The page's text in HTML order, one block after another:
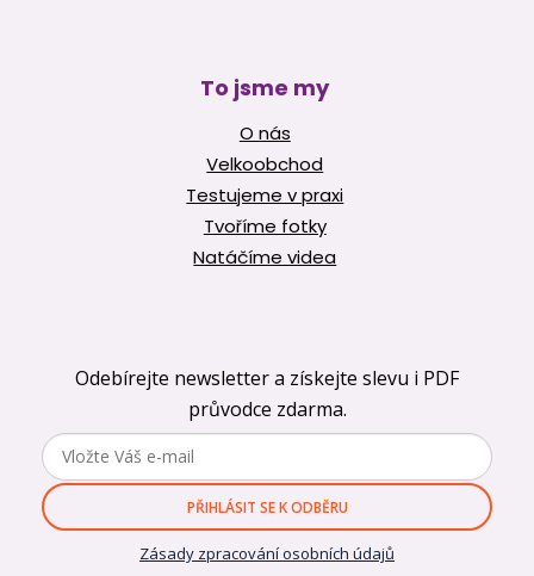
To jsme my
O nás
Velkoobchod
Testujeme v praxi
Tvoříme fotky
Natáčíme videa
Odebírejte newsletter a získejte slevu i PDF
průvodce zdarma.
PŘIHLÁSIT SE K ODBĚRU
Zásady zpracování osobních údajů